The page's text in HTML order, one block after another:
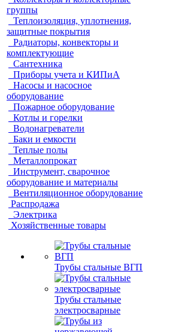
группы
Теплоизоляция, уплотнения,
защитные покрытия
Радиаторы, конвекторы и
комплектующие
Сантехника
Приборы учета и КИПиА
Насосы и насосное
оборудование
Пожарное оборудование
Котлы и горелки
Водонагреватели
Баки и емкости
Теплые полы
Металлопрокат
Инструмент, сварочное
оборудование и материалы
Вентиляционное оборудование
Распродажа
Электрика
Хозяйственные товары
Трубы стальные ВГП
Трубы стальные
электросварные